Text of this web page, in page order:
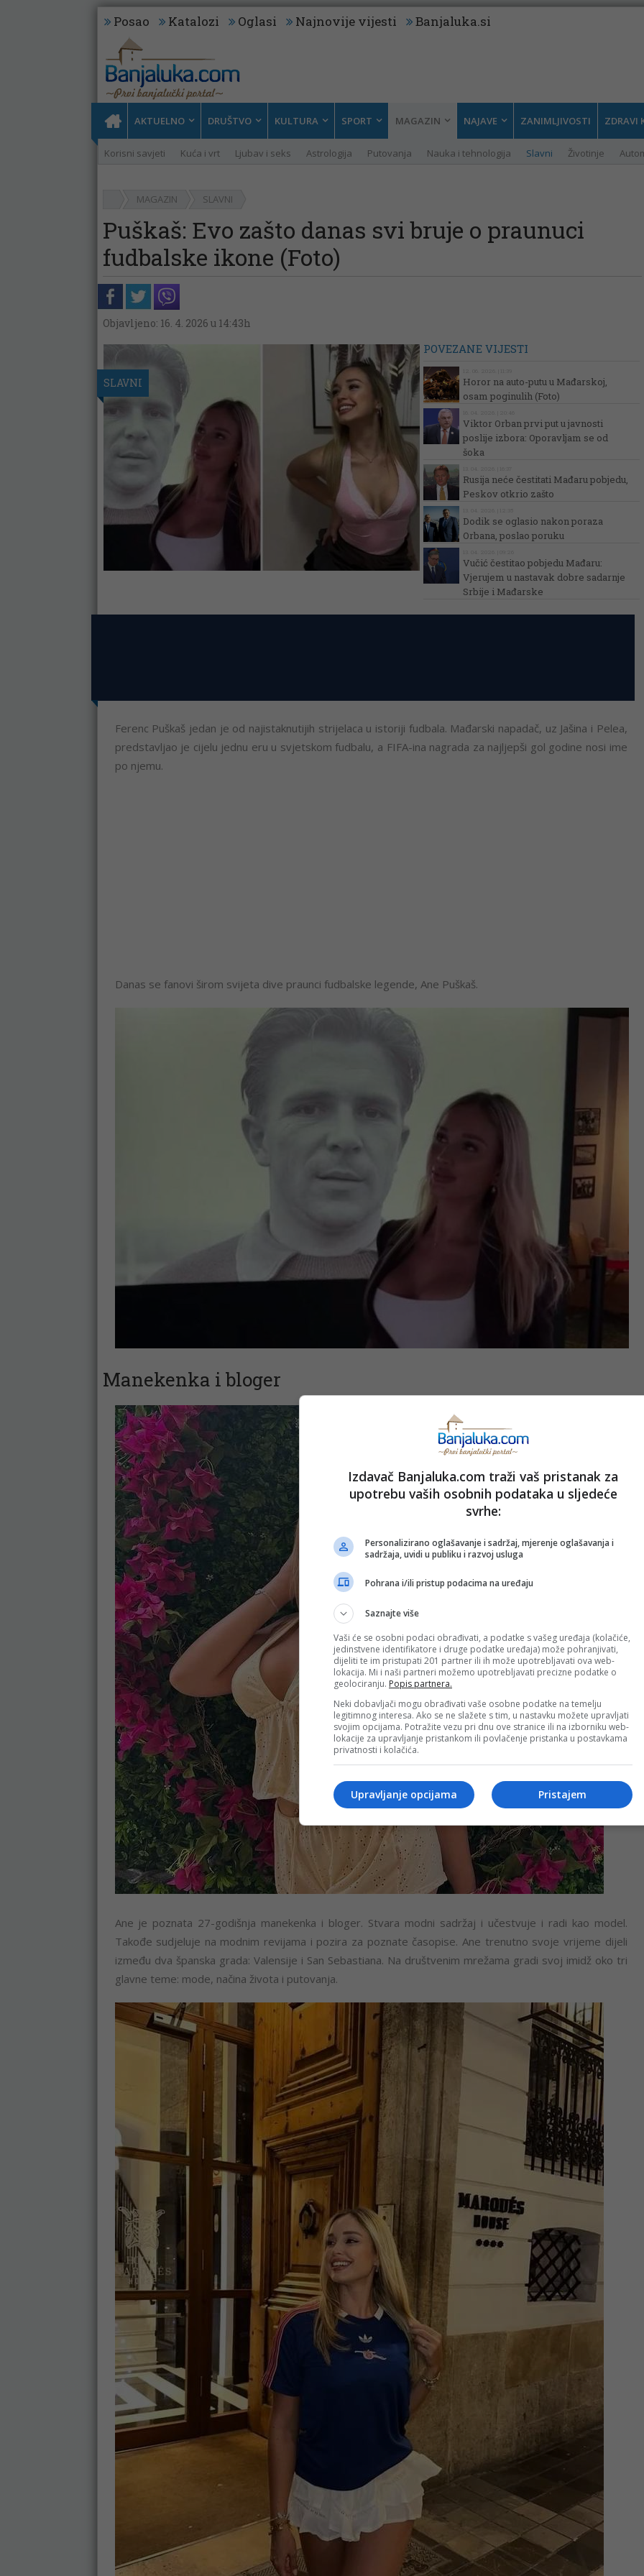
Posao Katalozi Oglasi Najnovije vijesti Banjaluka.si
AKTUELNO DRUŠTVO KULTURA SPORT MAGAZIN
Korisni savjeti Kuća i vrt Ljubav i seks Astrologija Putovanja Nauka i tehnologija Slavni Životinje
NAJAVE ZANIMLJIVOSTI ZDRAVI
MAGAZIN SLAVNI
Puškaš: Evo zašto danas svi bruje o praunuci
fudbalske ikone (Foto)
Objavljeno: 16. 4. 2026 u 14:43h
SLAVNI
POVEZANE VIJESTI
Horor na auto-putu u Mađarskoj,
osam poginulih (Foto)
Viktor Orban prvi put u javnosti
poslije izbora: Oporavljam se od
šoka
Rusija neće čestitati Mađaru pobjedu,
Peskov otkrio zašto
Dodik se oglasio nakon poraza
Orbana, poslao poruku
Vučić čestitao pobjedu Mađaru:
Vjerujem u nastavak dobre sadarnje
Srbije i Mađarske
Ferenc Puškaš jedan je od najistaknutijih strijelaca u istoriji fudbala. Mađarski napadač, uz Jašina i Pelea,
predstavljao je cijelu jednu eru u svjetskom fudbalu, a FIFA-ina nagrada za najljepši gol godine nosi ime
po njemu.
Danas se fanovi širom svijeta dive praunci fudbalske legende, Ane Puškaš.
Manekenka i bloger
Ane je poznata 27-godišnja manekenka i bloger. Stvara modni sadržaj i učestvuje i radi kao model.
Takođe sudjeluje na modnim revijama i pozira za poznate časopise. Ane trenutno svoje vrijeme dijeli
između dva španska grada: Valensije i San Sebastiana. Na društvenim mrežama gradi svoj imidž oko tri
glavne teme: mode, načina života i putovanja.
Izdavač Banjaluka.com traži vaš pristanak za
upotrebu vaših osobnih podataka u sljedeće
svrhe:
Personalizirano oglašavanje i sadržaj, mjerenje oglašavanja i
sadržaja, uvidi u publiku i razvoj usluga
Pohrana i/ili pristup podacima na uređaju
Saznajte više
Vaši će se osobni podaci obrađivati, a podatke s vašeg uređaja (kolačiće,
jedinstvene identifikatore i druge podatke uređaja) može pohranjivati,
dijeliti te im pristupati 201 partner ili ih može upotrebljavati ova web-
lokacija. Mi i naši partneri možemo upotrebljavati precizne podatke o
geolociranju. Popis partnera.
Neki dobavljači mogu obrađivati vaše osobne podatke na temelju
legitimnog interesa. Ako se ne slažete s tim, u nastavku možete upravljati
svojim opcijama. Potražite vezu pri dnu ove stranice ili na izborniku web-
lokacije za upravljanje pristankom ili povlačenje pristanka u postavkama
privatnosti i kolačića.
Pristajem
Upravljanje opcijama